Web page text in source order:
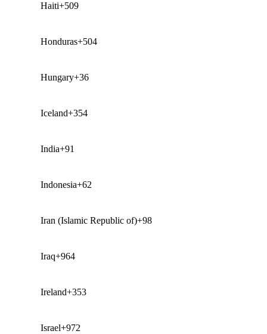
Haiti+509
Honduras+504
Hungary+36
Iceland+354
India+91
Indonesia+62
Iran (Islamic Republic of)+98
Iraq+964
Ireland+353
Israel+972